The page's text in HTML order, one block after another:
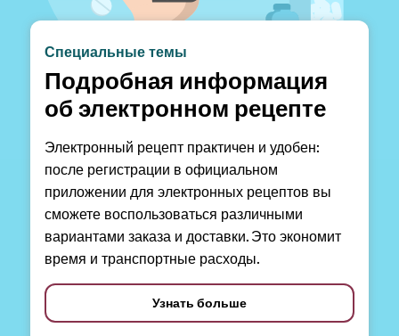
Специальные темы
Подробная информация
об электронном рецепте
Электронный рецепт практичен и удобен:
после регистрации в официальном
приложении для электронных рецептов вы
сможете воспользоваться различными
вариантами заказа и доставки. Это экономит
время и транспортные расходы.
Узнать больше